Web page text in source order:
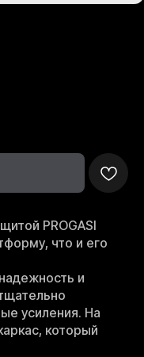
PROGASI
что и его
и
усиления. На
который